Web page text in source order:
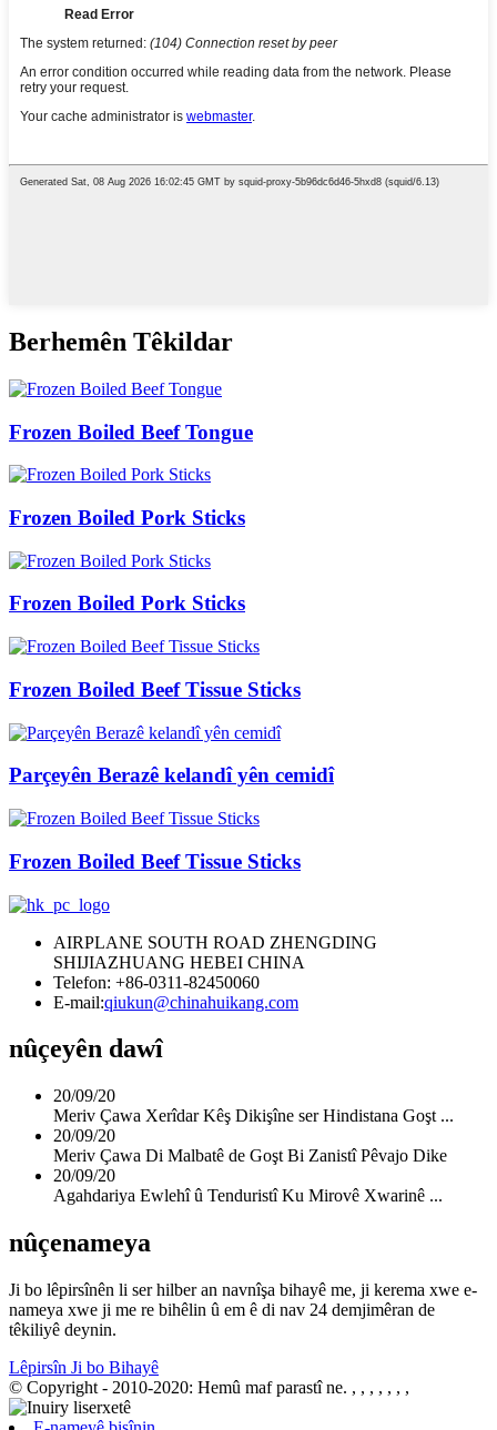
Berhemên Têkildar
Frozen Boiled Beef Tongue
Frozen Boiled Pork Sticks
Frozen Boiled Pork Sticks
Frozen Boiled Beef Tissue Sticks
Parçeyên Berazê kelandî yên cemidî
Frozen Boiled Beef Tissue Sticks
AIRPLANE SOUTH ROAD ZHENGDING
SHIJIAZHUANG HEBEI CHINA
Telefon: +86-0311-82450060
E-mail:qiukun@chinahuikang.com
nûçeyên dawî
20/09/20
Meriv Çawa Xerîdar Kêş Dikişîne ser Hindistana Goşt ...
20/09/20
Meriv Çawa Di Malbatê de Goşt Bi Zanistî Pêvajo Dike
20/09/20
Agahdariya Ewlehî û Tenduristî Ku Mirovê Xwarinê ...
nûçenameya
Ji bo lêpirsînên li ser hilber an navnîşa bihayê me, ji kerema xwe e-
nameya xwe ji me re bihêlin û em ê di nav 24 demjimêran de
têkiliyê deynin.
Lêpirsîn Ji bo Bihayê
© Copyright - 2010-2020: Hemû maf parastî ne. , , , , , , ,